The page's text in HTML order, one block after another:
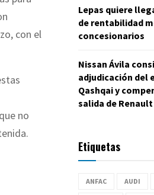
con el
no
Lepas quiere
de rentabilidad
concesionarios
Nissan Ávila
adjudicación del
Qashqai y
salida de Renault
Etiquetas
ANFAC AUDI